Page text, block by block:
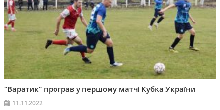
“Варатик” програв у першому матчі Кубка України
11.11.2022